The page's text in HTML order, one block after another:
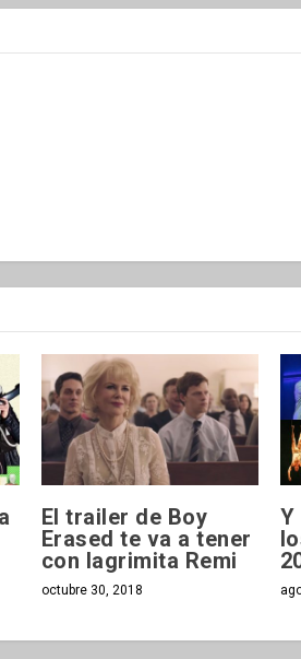
El trailer de Boy
Erased te va a tener
con lagrimita Remi
octubre 30, 2018
Y